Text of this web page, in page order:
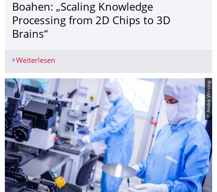
Boahen: „Scaling Knowledge
Processing from 2D Chips to 3D
Brains“
Weiterlesen
© André Wirsing